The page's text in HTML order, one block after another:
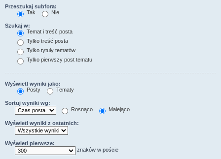
Przeszukaj subfora:
Tak
Nie
Szukaj w:
Temat i treść posta
Tylko treść posta
Tylko tytuły tematów
Tylko pierwszy post tematu
Wyświetl wyniki jako:
Posty
Tematy
Sortuj wyniki wg:
Rosnąco
Malejąco
Wyświetl wyniki z ostatnich:
Wyświetl pierwsze:
znaków w poście